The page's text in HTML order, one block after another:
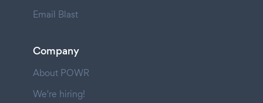
Email Blast
Company
About POWR
We're hiring!